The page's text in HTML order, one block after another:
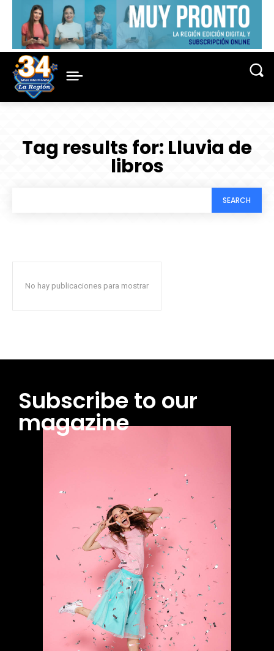
Tag results for: Lluvia de
libros
SEARCH
No hay publicaciones para mostrar
Subscribe to our
magazine